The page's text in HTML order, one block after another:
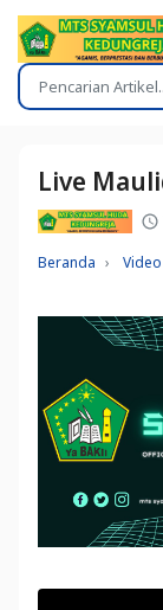
Live
Beranda Video